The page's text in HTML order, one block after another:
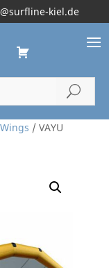
kiel.de
Wings / VAYU